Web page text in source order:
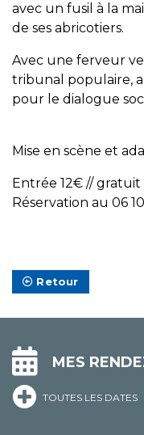
avec un fusil à la
de ses abricotiers.
Avec une ferveur
tribunal populaire,
pour le dialogue
Mise en scène et
Entrée 12€ // gratuit
Réservation au 06
Retour
MES
TOUTES LES DATES